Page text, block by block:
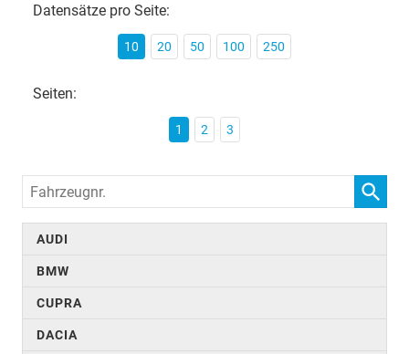
Datensätze pro Seite:
10 20 50 100 250
Seiten:
1 2 3
Fahrzeugnr.
AUDI
BMW
CUPRA
DACIA